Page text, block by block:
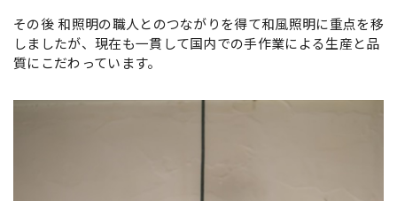
その後 和照明の職人とのつながりを得て和風照明に重点を移
しましたが、現在も一貫して国内での手作業による生産と品
質にこだわっています。